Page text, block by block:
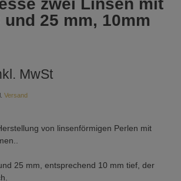
und 25 mm, 10mm
MwSt
Versand
von linsenförmigen Perlen mit
25 mm, entsprechend 10 mm tief, der